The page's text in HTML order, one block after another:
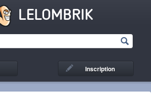
LELOMBRIK
Inscription